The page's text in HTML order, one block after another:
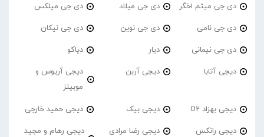
دی جی میثم اخگر دی جی میلاد دی جی میلکس
دی جی نامی دی جی نوین دی جی نیکان
دی جی نیمانی دیار دیاکو
دیجی آتابا دیجی آربن
دیجی آریوس و
موبیتز
دیجی بهزاد O2 دیجی بیک دیجی حمید خارجی
دیجی رانکس دیجی رضا مرادی
دیجی رهام و مجید